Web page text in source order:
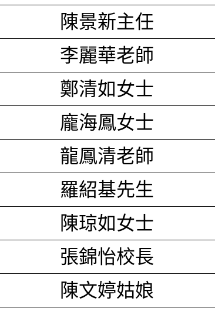
陳景新主任
李麗華老師
鄭清如女士
龐海鳳女士
龍鳳清老師
羅紹基先生
陳琼如女士
張錦怡校長
陳文婷姑娘